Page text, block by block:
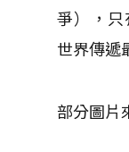
爭），
世界傳遞
部分圖片